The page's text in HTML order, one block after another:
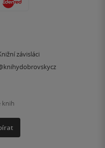
závisláci
knih